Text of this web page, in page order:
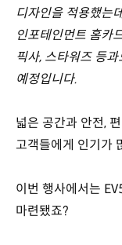
디자인을 적용했는
인포테인먼트 홈카
픽사, 스타워즈 등
예정입니다.
넓은 공간과 안전,
고객들에게 인기가
이번 행사에서는
마련됐죠?